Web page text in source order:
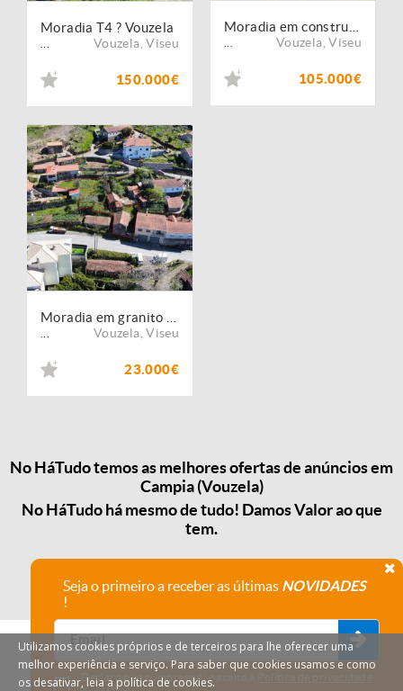
Moradia T4 ? Vouzela
Vouzela ,Viseu
150.000€
Vouzela ,Viseu
105.000€
Vouzela ,Viseu
23.000€
No HáTudo temos as melhores ofertas de anúncios em
Campia (Vouzela)
No HáTudo há mesmo de tudo! Damos Valor ao que
tem.
Seja o primeiro a receber as últimas NOVIDADES
!
Declaro que compreendi e aceito a Política de privacidade
Utilizamos cookies próprios e de terceiros para lhe oferecer uma
melhor experiência e serviço. Para saber que cookies usamos e como
os desativar, leia a política de cookies.